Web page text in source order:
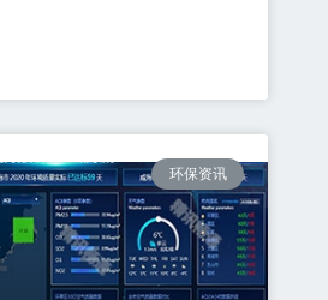
环保资讯